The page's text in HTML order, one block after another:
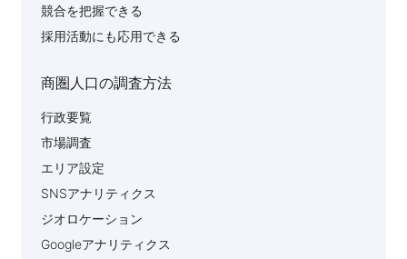
競合を把握できる
採用活動にも応用できる
商圏人口の調査方法
行政要覧
市場調査
エリア設定
SNSアナリティクス
ジオロケーション
Googleアナリティクス